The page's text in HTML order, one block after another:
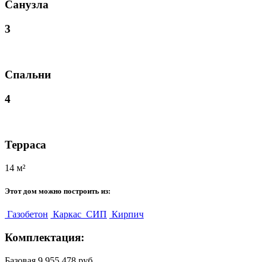
Санузла
3
Спальни
4
Терраса
14 м²
Этот дом можно построить из:
Газобетон Каркас СИП Кирпич
Комплектация: